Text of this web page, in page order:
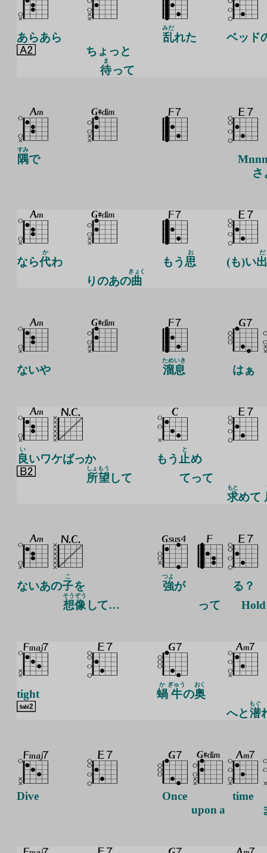
あらあら
ちょっと
待
ま
って
乱
みだ
れた ベッド
隅
すみ
で
さ
なら代
か
わ
りのあの曲
きょく
もう 思
お
(も)い出
だ
ないや 溜息
ためいき
はぁ
良
い
いワケばっか
所
しょ
望
もう
して
もう 止
と
め
てって
求
もと
めて
ないあの子
こ
を
想像
そうぞう
して…
強
つよ
が
って
る？
Hold
tight 蝸
か
牛
ぎゅう
の奥
おく
へと潜
もぐ
Dive
Once
upon a
time